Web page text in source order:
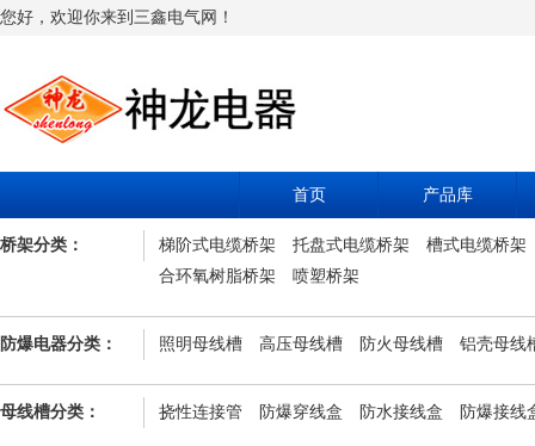
您好，欢迎你来到三鑫电气网！
首页 产品库
桥架分类： 梯阶式电缆桥架 托盘式电缆桥架
槽式电缆桥架
合环氧树脂桥架
喷塑桥架
防爆电器分类： 照明母线槽 高压母线槽 防火母线槽 铝壳母线
母线槽分类： 挠性连接管 防爆穿线盒 防水接线盒 防爆接线